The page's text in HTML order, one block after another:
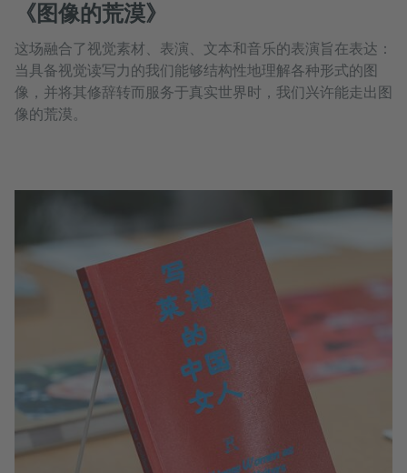
《图像的荒漠》
这场融合了视觉素材、表演、文本和音乐的表演旨在表达：
当具备视觉读写力的我们能够结构性地理解各种形式的图
像，并将其修辞转而服务于真实世界时，我们兴许能走出图
像的荒漠。